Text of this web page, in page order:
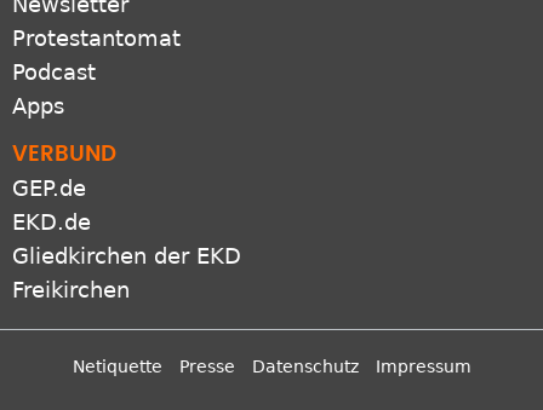
Apps
VERBUND
GEP.de
Gliedkirchen der EKD
Freikirchen
Netiquette